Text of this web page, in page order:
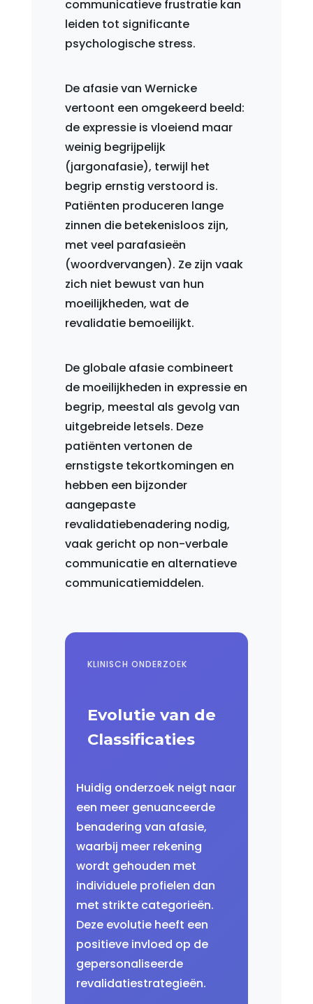
communicatieve frustratie kan
leiden tot significante
psychologische stress.
De afasie van Wernicke
vertoont een omgekeerd beeld:
de expressie is vloeiend maar
weinig begrijpelijk
(jargonafasie), terwijl het
begrip ernstig verstoord is.
Patiënten produceren lange
zinnen die betekenisloos zijn,
met veel parafasieën
(woordvervangen). Ze zijn vaak
zich niet bewust van hun
moeilijkheden, wat de
revalidatie bemoeilijkt.
De globale afasie combineert
de moeilijkheden in expressie en
begrip, meestal als gevolg van
uitgebreide letsels. Deze
patiënten vertonen de
ernstigste tekortkomingen en
hebben een bijzonder
aangepaste
revalidatiebenadering nodig,
vaak gericht op non-verbale
communicatie en alternatieve
communicatiemiddelen.
KLINISCH ONDERZOEK
Evolutie van de
Classificaties
Huidig onderzoek neigt naar
een meer genuanceerde
benadering van afasie,
waarbij meer rekening
wordt gehouden met
individuele profielen dan
met strikte categorieën.
Deze evolutie heeft een
positieve invloed op de
gepersonaliseerde
revalidatiestrategieën.